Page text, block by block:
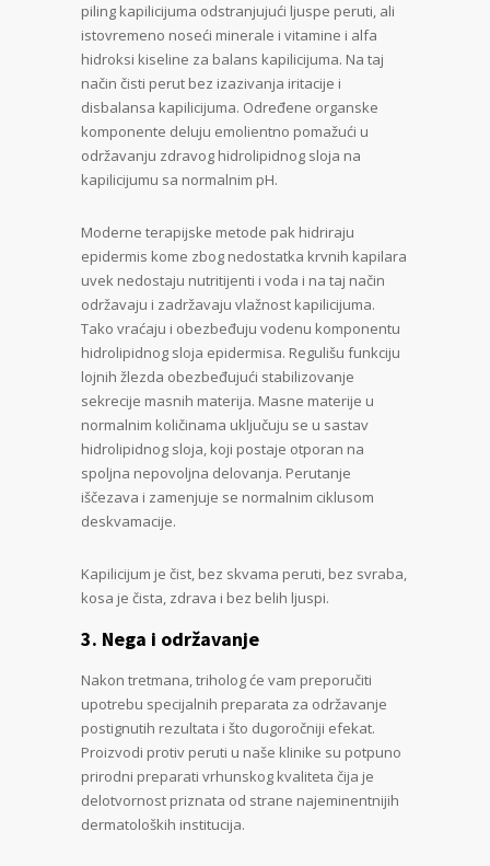
piling kapilicijuma odstranjujući ljuspe peruti, ali
istovremeno noseći minerale i vitamine i alfa
hidroksi kiseline za balans kapilicijuma. Na taj
način čisti perut bez izazivanja iritacije i
disbalansa kapilicijuma. Određene organske
komponente deluju emolientno pomažući u
održavanju zdravog hidrolipidnog sloja na
kapilicijumu sa normalnim pH.
Moderne terapijske metode pak hidriraju
epidermis kome zbog nedostatka krvnih kapilara
uvek nedostaju nutritijenti i voda i na taj način
održavaju i zadržavaju vlažnost kapilicijuma.
Tako vraćaju i obezbeđuju vodenu komponentu
hidrolipidnog sloja epidermisa. Regulišu funkciju
lojnih žlezda obezbeđujući stabilizovanje
sekrecije masnih materija. Masne materije u
normalnim količinama uključuju se u sastav
hidrolipidnog sloja, koji postaje otporan na
spoljna nepovoljna delovanja. Perutanje
iščezava i zamenjuje se normalnim ciklusom
deskvamacije.
Kapilicijum je čist, bez skvama peruti, bez svraba,
kosa je čista, zdrava i bez belih ljuspi.
3. Nega i održavanje
Nakon tretmana, triholog će vam preporučiti
upotrebu specijalnih preparata za održavanje
postignutih rezultata i što dugoročniji efekat.
Proizvodi protiv peruti u naše klinike su potpuno
prirodni preparati vrhunskog kvaliteta čija je
delotvornost priznata od strane najeminentnijih
dermatoloških institucija.